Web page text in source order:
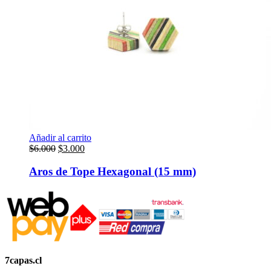
Añadir al carrito
$6.000 El
original
$3.000El
actual
es:
Aros de Tope Hexagonal (15 mm)
7capas.cl